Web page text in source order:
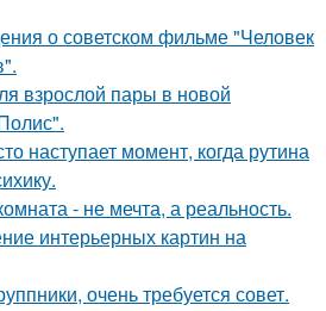
о советском фильме "Человек
взрослой пары в новой
наступает момент, когда рутина
- не мечта, а реальность.
интерьерных картин на
очень требуется совет.